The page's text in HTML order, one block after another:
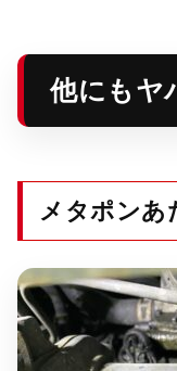
他にもヤ
メタポンあ